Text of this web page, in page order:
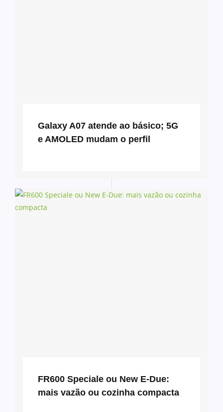
Galaxy A07 atende ao básico; 5G
e AMOLED mudam o perfil
FR600 Speciale ou New E-Due:
mais vazão ou cozinha compacta